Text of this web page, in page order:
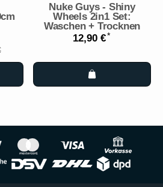
Nuke Guys - Shiny
Wheels 2in1 Set:
Waschen + Trocknen
12,90 €*